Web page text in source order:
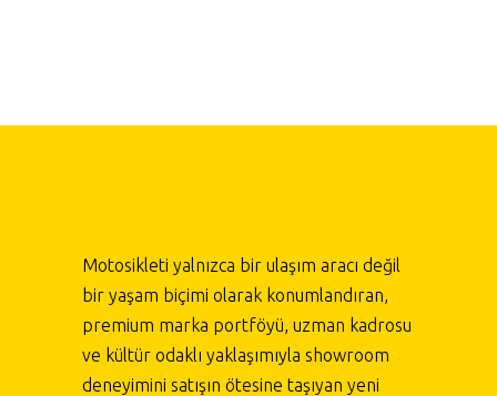
Motosikleti yalnızca bir ulaşım aracı değil
bir yaşam biçimi olarak konumlandıran,
premium marka portföyü, uzman kadrosu
ve kültür odaklı yaklaşımıyla showroom
deneyimini satışın ötesine taşıyan yeni